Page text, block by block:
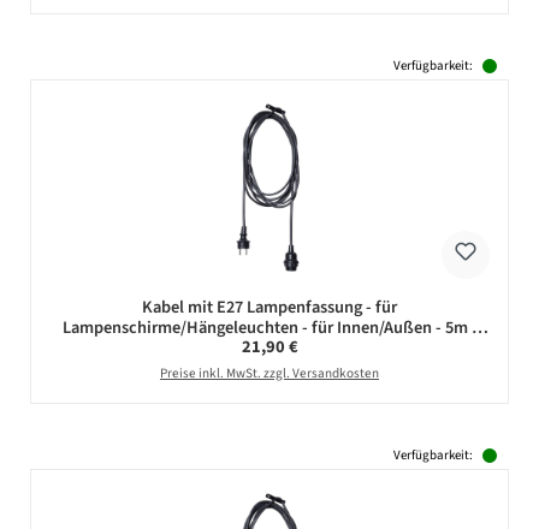
Verfügbarkeit:
Kabel mit E27 Lampenfassung - für
Lampenschirme/Hängeleuchten - für Innen/Außen - 5m -
schwarz
Regulärer Preis:
21,90 €
Preise inkl. MwSt. zzgl. Versandkosten
Verfügbarkeit: